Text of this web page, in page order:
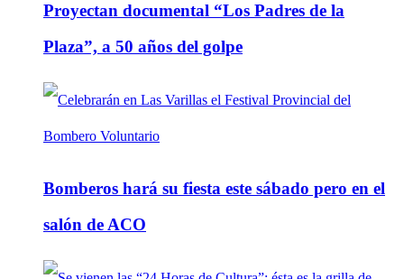
Proyectan documental “Los Padres de la
Plaza”, a 50 años del golpe
Bomberos hará su fiesta este sábado pero en el
salón de ACO